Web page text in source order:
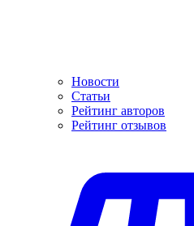
Новости
Статьи
Рейтинг авторов
Рейтинг отзывов